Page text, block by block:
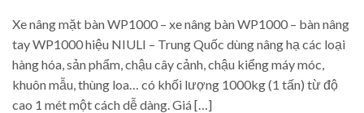
Xe nâng mặt bàn WP1000 – xe nâng bàn WP1000 – bàn nâng
tay WP1000 hiệu NIULI – Trung Quốc dùng nâng hạ các loại
hàng hóa, sản phẩm, chậu cây cảnh, chậu kiểng máy móc,
khuôn mẫu, thùng loa… có khối lượng 1000kg (1 tấn) từ độ
cao 1 mét một cách dễ dàng. Giá […]